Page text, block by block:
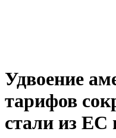
Удвоение
тарифов
стали из ЕС